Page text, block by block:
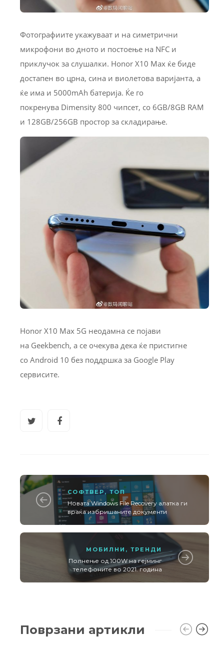
Фотографиите укажуваат и на симетрични
микрофони во дното и постоење на NFC и
приклучок за слушалки. Honor X10 Max ќе биде
достапен во црна, сина и виолетова варијанта, а
ќе има и 5000mAh батерија. Ќе го
покренува Dimensity 800 чипсет, со 6GB/8GB RAM
и 128GB/256GB простор за складирање.
Honor X10 Max 5G неодамна се појави
на Geekbench, а се очекува дека ќе пристигне
со Android 10 без поддршка за Google Play
сервисите.
СОФТВЕР , ТОП
Новата Windows File Recovery алатка ги
враќа избришаните документи
МОБИЛНИ , ТРЕНДИ
Полнење од 100W на гејминг
телефоните во 2021. година
Поврзани артикли